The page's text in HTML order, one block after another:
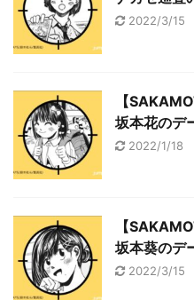
2022/3/15
【
坂本花のデ
2022/1/18
【
坂本葵のデ
2022/3/15